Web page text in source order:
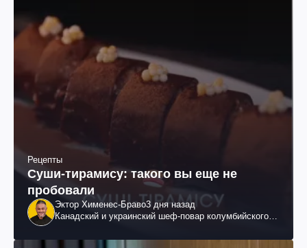
Рецепты
Суши-тирамису: такого вы еще не
пробовали
Эктор Хименес-Браво3 дня назад
Канадский и украинский шеф-повар колумбийского